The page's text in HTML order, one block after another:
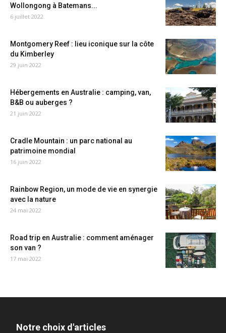
Wollongong à Batemans...
6 juillet 2022
Montgomery Reef : lieu iconique sur la côte
du Kimberley
29 juin 2022
Hébergements en Australie : camping, van,
B&B ou auberges ?
21 juin 2022
Cradle Mountain : un parc national au
patrimoine mondial
16 juin 2022
Rainbow Region, un mode de vie en synergie
avec la nature
24 mai 2022
Road trip en Australie : comment aménager
son van ?
17 mai 2022
Notre choix d'articles